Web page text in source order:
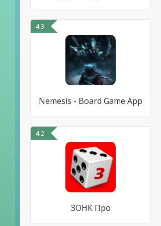
4.3
Nemesis - Board Game App
4.2
ЗОНК Про